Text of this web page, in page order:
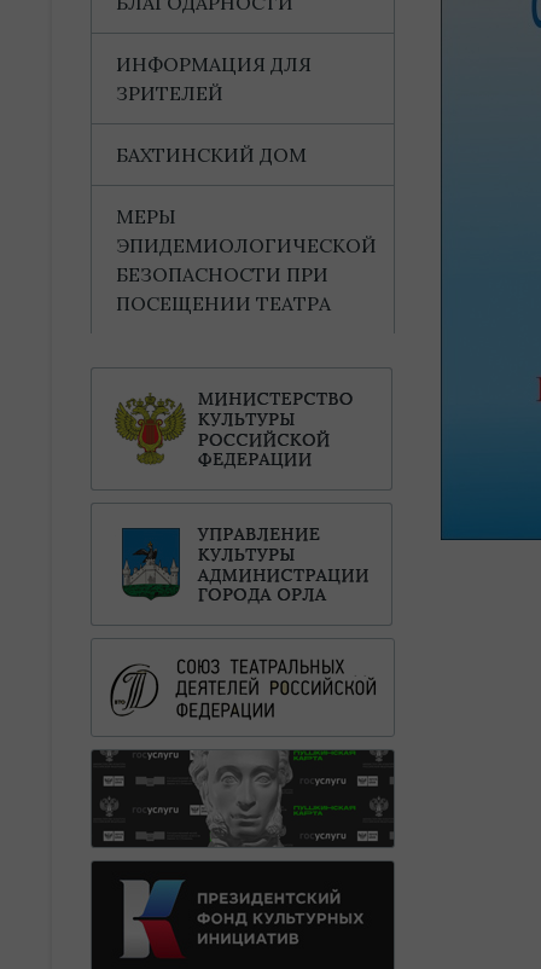
ИНФОРМАЦИЯ ДЛЯ
ЗРИТЕЛЕЙ
БАХТИНСКИЙ ДОМ
МЕРЫ
ЭПИДЕМИОЛОГИЧЕСКОЙ
БЕЗОПАСНОСТИ ПРИ
ПОСЕЩЕНИИ ТЕАТРА